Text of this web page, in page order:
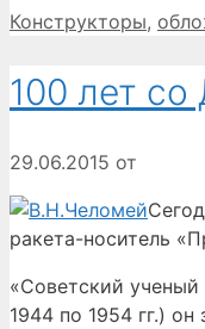
Рубрики
Конструкторы,
100 лет
29.06.2015 от
ракета-носитель
«Советский
1944 по 1954 гг.)